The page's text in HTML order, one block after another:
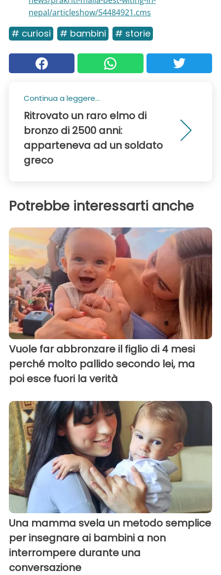
nepal/articleshow/54484921.cms
# curiosi # bambini # storie
Continua a leggere...
Ritrovato un raro elmo di
bronzo di 2500 anni:
apparteneva ad un soldato
greco
Potrebbe interessarti anche
Vuole far abbronzare il figlio di 4 mesi
perché molto pallido secondo lei, ma
poi esce fuori la verità
Una mamma svela un metodo semplice
per insegnare ai bambini a non
interrompere durante una
conversazione